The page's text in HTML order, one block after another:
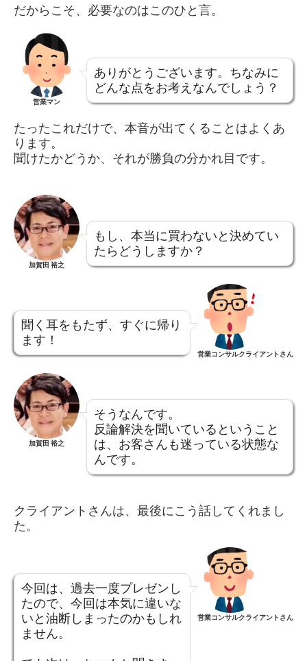
だからこそ、必要なのはこのひと言。
営業マン
ありがとうございます。ちなみに
どんな点をお考えなんでしょう？
たったこれだけで、本音が出てくることはよくあ
ります。
聞けたかどうか、それが勝負の分かれ目です。
加賀田 裕之
もし、本当に買わないと決めてい
たらどうしますか？
聞く耳をもたず、すぐに帰り
ます！
営業コンサルクライアントさん
加賀田 裕之
そうなんです。
反論解決を聞いているということ
は、お客さんも迷っている状態な
んです。
クライアントさんは、最後にこう話してくれまし
た。
今回は、過去一度プレゼンし
たので、今回は本気に違いな
いと油断しまったのかもしれ
ません。
営業コンサルクライアントさん